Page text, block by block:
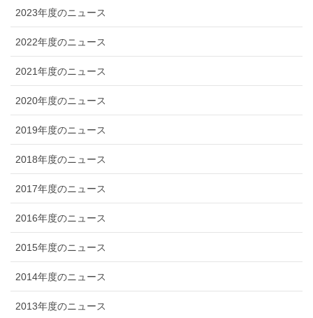
2023年度のニュース
2022年度のニュース
2021年度のニュース
2020年度のニュース
2019年度のニュース
2018年度のニュース
2017年度のニュース
2016年度のニュース
2015年度のニュース
2014年度のニュース
2013年度のニュース